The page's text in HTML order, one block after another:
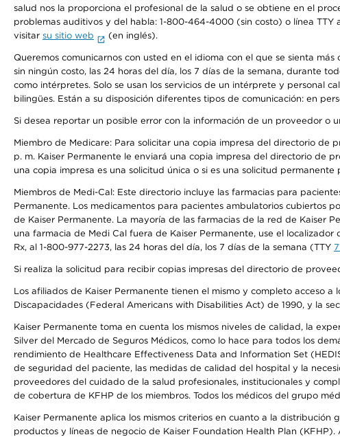
salud nos la proporciona el profesional de la salud o se obtiene en el
problemas auditivos y del habla: 1-800-464-4000 (sin costo) o línea TTY
visitar su sitio web (en inglés).
Queremos comunicarnos con usted en el idioma con el que se sienta
sin ningún costo, las 24 horas del día, los 7 días de la semana, durante
como intérpretes. Solo se usan los servicios de un intérprete y personal
bilingües. Están a su disposición diferentes tipos de comunicación: en
Si desea reportar un posible error con la información de un proveedor o
Miembro de Medicare: Para solicitar una copia impresa del directorio de
p. m. Kaiser Permanente le enviará una copia impresa del directorio de
una copia impresa es una solicitud única o si es una solicitud
Miembros de Medi-Cal: Este directorio incluye las farmacias para
Permanente. Los medicamentos para pacientes ambulatorios cubiertos
de Kaiser Permanente. La mayoría de las farmacias de la red de Kaiser
una farmacia de Medi Cal fuera de Kaiser Permanente, use el localizador
Rx, al 1-800-977-2273, las 24 horas del día, los 7 días de la semana (TTY
Si realiza la solicitud para recibir copias impresas del directorio de
Los afiliados de Kaiser Permanente tienen el mismo y completo acceso
Discapacidades (Federal Americans with Disabilities Act) de 1990, y la
Kaiser Permanente toma en cuenta los mismos niveles de calidad, la
Silver del Mercado de Seguros Médicos, como lo hace para todos los
rendimiento de Healthcare Effectiveness Data and Information Set
de seguridad del paciente, las medidas de calidad del hospital y la
proveedores del cuidado de la salud profesionales, institucionales y
de cobertura de KFHP de los miembros. Todos los médicos del grupo
Kaiser Permanente aplica los mismos criterios en cuanto a la
productos y líneas de negocio de Kaiser Foundation Health Plan